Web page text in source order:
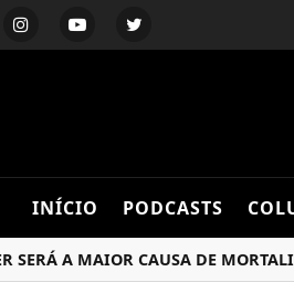
INÍCIO PODCASTS
A MAIOR CAUSA DE